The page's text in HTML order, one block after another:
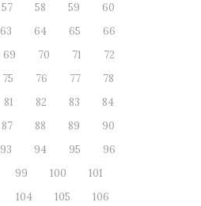
57 58 59
60
63 64 65
66
69 70 71
72
75 76 77
78
81 82 83
84
87 88 89
90
93 94 95
96
99 100
101
104 105
106